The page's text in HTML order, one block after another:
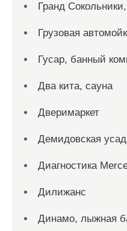
Гранд
Грузовая
Гусар, банный
Два кита, сауна
Дверимаркет
Демидовская
Диагностика
Дилижанс
Динамо, лыжная